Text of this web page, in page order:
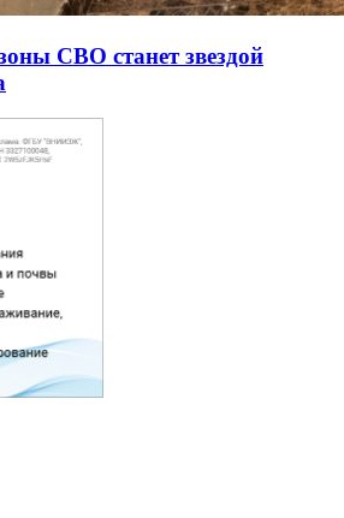
СВО станет звездой